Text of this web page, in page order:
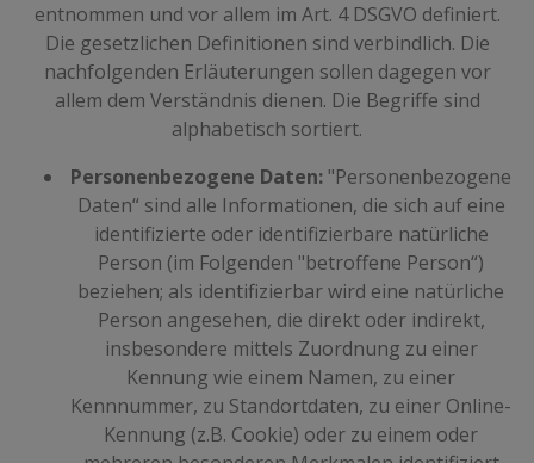
entnommen und vor allem im Art. 4 DSGVO definiert.
Die gesetzlichen Definitionen sind verbindlich. Die
nachfolgenden Erläuterungen sollen dagegen vor
allem dem Verständnis dienen. Die Begriffe sind
alphabetisch sortiert.
Personenbezogene Daten: "Personenbezogene
Daten“ sind alle Informationen, die sich auf eine
identifizierte oder identifizierbare natürliche
Person (im Folgenden "betroffene Person“)
beziehen; als identifizierbar wird eine natürliche
Person angesehen, die direkt oder indirekt,
insbesondere mittels Zuordnung zu einer
Kennung wie einem Namen, zu einer
Kennnummer, zu Standortdaten, zu einer Online-
Kennung (z.B. Cookie) oder zu einem oder